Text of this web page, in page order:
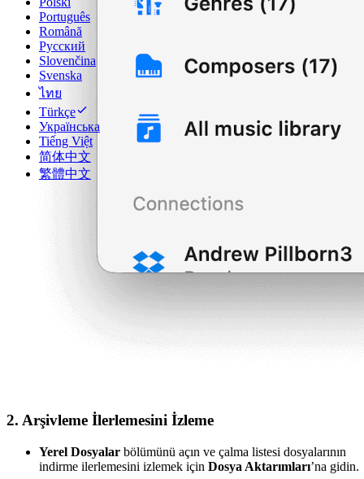
Português
Română
Русский
Slovenčina
Svenska
ไทย
Türkçe
Українська
Tiếng Việt
简体中文
繁體中文
2. Arşivleme İlerlemesini İzleme
Yerel Dosyalar bölümünü açın ve çalma listesi dosyalarının
indirme ilerlemesini izlemek için Dosya Aktarımları’na gidin.